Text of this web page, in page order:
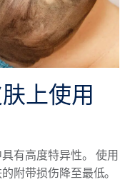
上使用
有高度特异性。 使用
附带损伤降至最低。